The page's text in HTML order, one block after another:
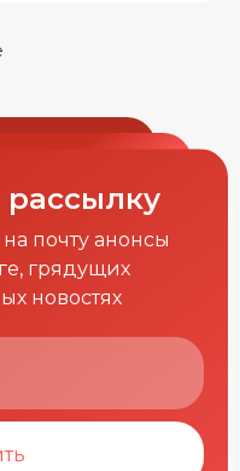
почту анонсы
грядущих
новостях